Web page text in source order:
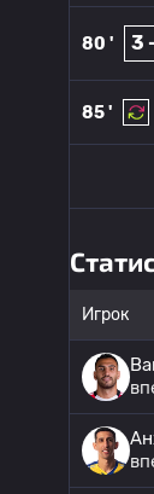
80 ' 3
85 '
Игрок